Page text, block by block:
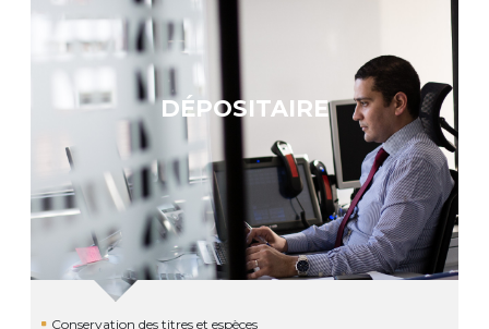
DÉPOSITAIRE
Conservation des titres et espèces